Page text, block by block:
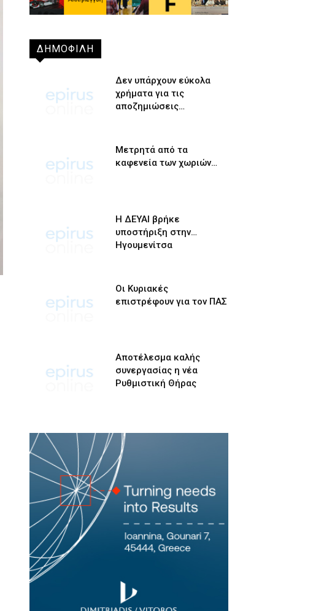
ΔΗΜΟΦΙΛΗ
Δεν υπάρχουν εύκολα
χρήματα για τις
αποζημιώσεις…
Μετρητά από τα
καφενεία των χωριών…
Η ΔΕΥΑΙ βρήκε
υποστήριξη στην…
Ηγουμενίτσα
Οι Κυριακές
επιστρέφουν για τον ΠΑΣ
Αποτέλεσμα καλής
συνεργασίας η νέα
Ρυθμιστική Θήρας